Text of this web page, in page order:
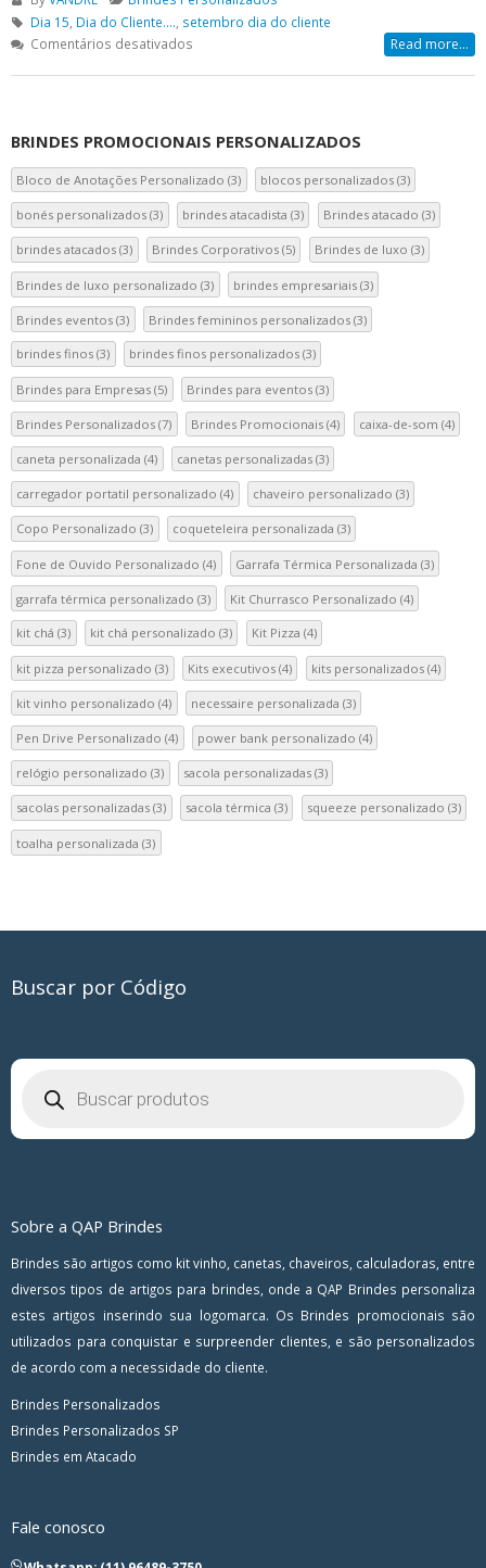
Dia 15 Dia do Cliente.... setembro dia do cliente
Comentários desativadosem
do
Cliente….
Read more...
BRINDES PROMOCIONAIS PERSONALIZADOS
Bloco de Anotações Personalizado (3) blocos personalizados (3)
bonés personalizados (3) brindes atacadista (3) Brindes atacado (3)
brindes atacados (3) Brindes Corporativos (5) Brindes de luxo (3)
Brindes de luxo personalizado (3) brindes empresariais (3)
Brindes eventos (3) Brindes femininos personalizados (3)
brindes finos (3) brindes finos personalizados (3)
Brindes para Empresas (5) Brindes para eventos (3)
Brindes Personalizados (7) Brindes Promocionais (4) caixa-de-som (4)
caneta personalizada (4) canetas personalizadas (3)
carregador portatil personalizado (4) chaveiro personalizado (3)
Copo Personalizado (3) coqueteleira personalizada (3)
Fone de Ouvido Personalizado (4) Garrafa Térmica Personalizada (3)
garrafa térmica personalizado (3) Kit Churrasco Personalizado (4)
kit chá (3) kit chá personalizado (3) Kit Pizza (4)
kit pizza personalizado (3) Kits executivos (4) kits personalizados(4)
kit vinho personalizado (4) necessaire personalizada (3)
Pen Drive Personalizado (4) power bank personalizado (4)
relógio personalizado (3) sacola personalizadas (3)
sacolas personalizadas (3) sacola térmica (3) squeeze personalizado (3)
toalha personalizada (3)
Buscar por Código
Sobre a QAP Brindes
Brindes são artigos como kit vinho, canetas, chaveiros, calculadoras, entre
diversos tipos de artigos para brindes, onde a QAP Brindes personaliza
estes artigos inserindo sua logomarca. Os Brindes promocionais são
utilizados para conquistar e surpreender clientes, e são personalizados
de acordo com a necessidade do cliente.
Brindes Personalizados
Brindes Personalizados SP
Brindes em Atacado
Fale conosco